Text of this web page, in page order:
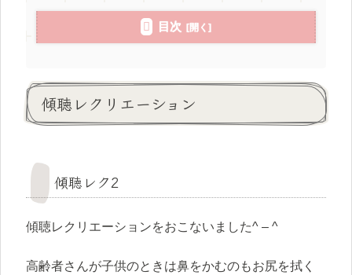
目次
傾聴レクリエーション
傾聴レク2
傾聴レクリエーションをおこないました^ – ^
高齢者さんが子供のときは鼻をかむのもお尻を拭く